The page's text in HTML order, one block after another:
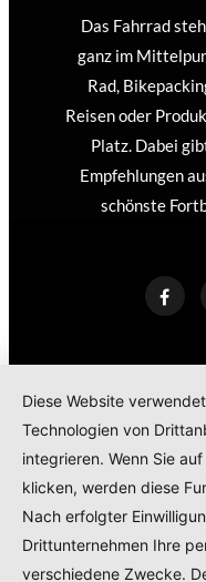
Das Fahrrad
ganz im
Rad,
Reisen oder
Platz. Dabei
Empfehlungen
schönste
KONTAKT
PRODUKTTESTS –
© 2024
Diese Website
Technologien von
integrieren. Wenn Sie
klicken, werden diese
Nach erfolgter
Drittunternehmen Ihre
verschiedene Zwecke.